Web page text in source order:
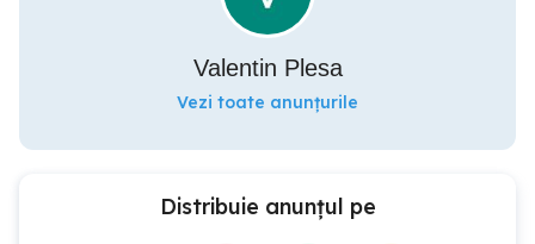
Valentin Plesa
Vezi toate anunțurile
Distribuie anunțul pe